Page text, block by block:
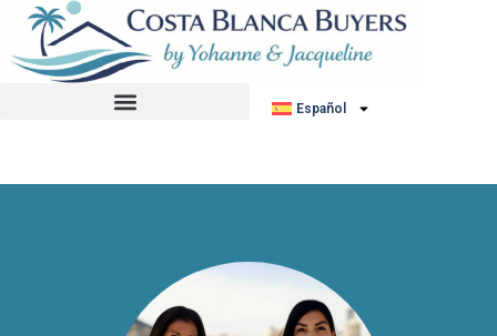
Español
No hemos encontrado ningún anuncio.